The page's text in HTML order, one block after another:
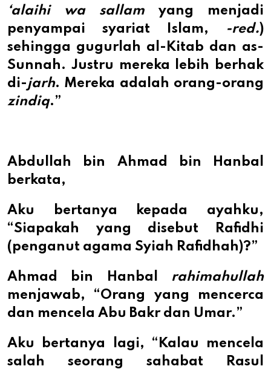
‘alaihi wa sallam yang menjadi
penyampai syariat Islam,
-red.)
sehingga gugurlah al-Kitab dan as-
Sunnah. Justru mereka lebih berhak
di-jarh. Mereka adalah orang-orang
zindiq.”
Abdullah bin Ahmad bin Hanbal
berkata,
Aku bertanya kepada ayahku,
“Siapakah yang disebut Rafidhi
(penganut agama Syiah Rafidhah)?”
Ahmad bin Hanbal rahimahullah
menjawab, “Orang yang mencerca
dan mencela Abu Bakr dan Umar.”
Aku bertanya lagi, “Kalau mencela
salah seorang sahabat Rasul